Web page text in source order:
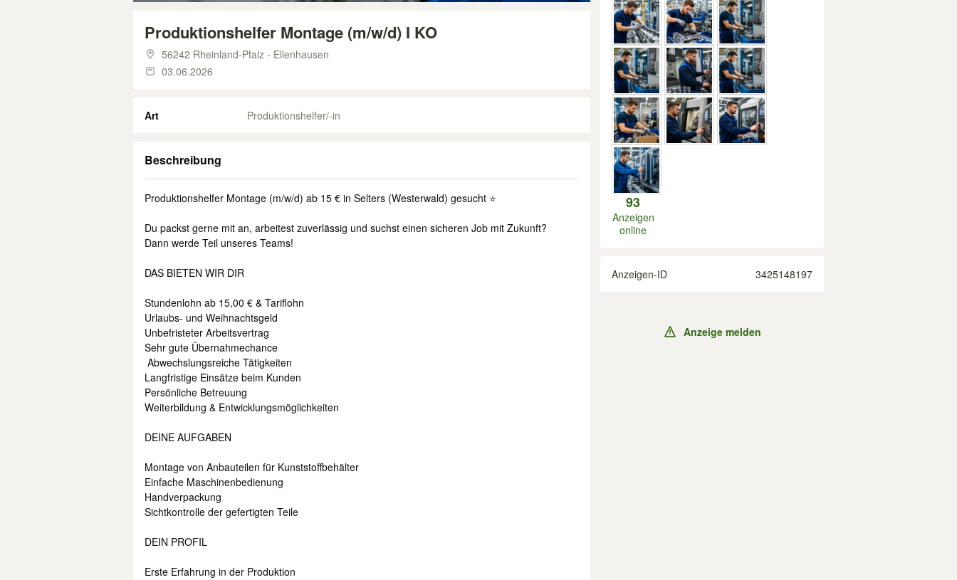
Produktionshelfer Montage (m/w/d) I KO
56242 Rheinland-Pfalz - Ellenhausen
03.06.2026
Art Produktionshelfer/-in
Beschreibung
Produktionshelfer Montage (m/w/d) ab 15 € in Selters (Westerwald) gesucht ⭐
Du packst gerne mit an, arbeitest zuverlässig und suchst einen sicheren Job mit Zukunft?
Dann werde Teil unseres Teams!
DAS BIETEN WIR DIR
Stundenlohn ab 15,00 € & Tariflohn
Urlaubs- und Weihnachtsgeld
Unbefristeter Arbeitsvertrag
Sehr gute Übernahmechance
️ Abwechslungsreiche Tätigkeiten
Langfristige Einsätze beim Kunden
Persönliche Betreuung
Weiterbildung & Entwicklungsmöglichkeiten
DEINE AUFGABEN
Montage von Anbauteilen für Kunststoffbehälter
Einfache Maschinenbedienung
Handverpackung
Sichtkontrolle der gefertigten Teile
DEIN PROFIL
Erste Erfahrung in der Produktion
93
Anzeigen
online
Anzeigen-ID 3425148197
Anzeige melden